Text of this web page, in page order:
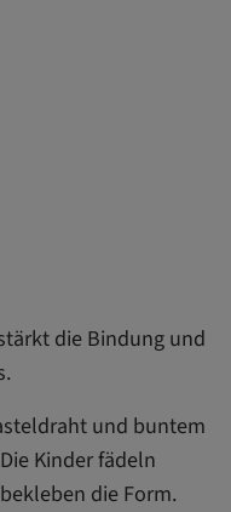
die Bindung und
und buntem
Kinder fädeln
die Form.